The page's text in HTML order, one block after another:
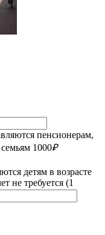
пенсионерам,
1000₽
детям в возрасте
не требуется (1